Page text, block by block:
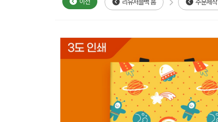
리유저블백 홈 주문제